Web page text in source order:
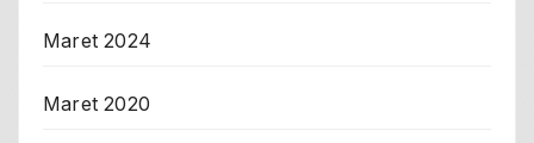
Maret 2024
Maret 2020